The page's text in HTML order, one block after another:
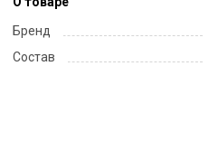
Бренд
Состав